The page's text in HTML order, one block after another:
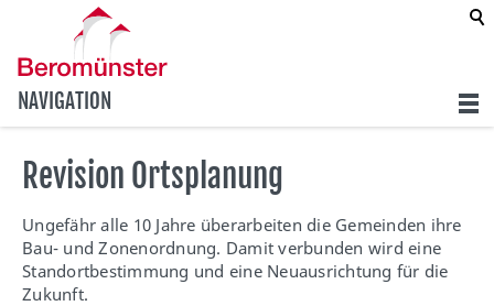
NAVIGATION
Revision Ortsplanung
Ungefähr alle 10 Jahre überarbeiten die Gemeinden ihre
Bau- und Zonenordnung. Damit verbunden wird eine
Standortbestimmung und eine Neuausrichtung für die
Zukunft.